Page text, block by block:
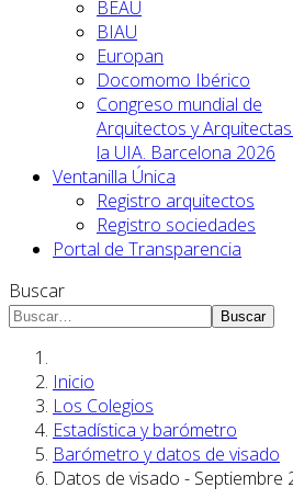
BEAU
BIAU
Europan
Docomomo Ibérico
Congreso mundial de
Arquitectos y
la UIA. Barcelona 2026
Ventanilla Única
Registro arquitectos
Registro sociedades
Portal de Transparencia
Buscar
Buscar
Inicio
Los Colegios
Estadística y barómetro
Barómetro y datos de visado
Datos de visado - Septiembre